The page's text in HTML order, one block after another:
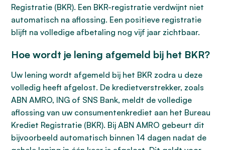
Registratie (BKR). Een BKR-registratie verdwijnt niet
automatisch na aflossing. Een positieve registratie
blijft na volledige afbetaling nog vijf jaar zichtbaar.
Hoe wordt je lening afgemeld bij het BKR?
Uw lening wordt afgemeld bij het BKR zodra u deze
volledig heeft afgelost. De kredietverstrekker, zoals
ABN AMRO, ING of SNS Bank, meldt de volledige
aflossing van uw consumentenkrediet aan het Bureau
Krediet Registratie (BKR). Bij ABN AMRO gebeurt dit
bijvoorbeeld automatisch binnen 14 dagen nadat de